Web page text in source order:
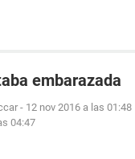
embarazada
- 12 nov 2016 a las 01:48
04:47